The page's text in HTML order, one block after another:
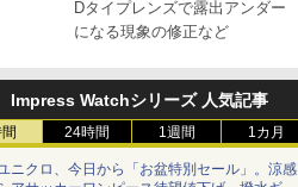
Dタイプレンズで露出アンダー
になる現象の修正など
Impress Watchシリーズ 人気記事
24時間 1週間 1カ月
ニクロ、今日から「お盆特別セール」。涼感